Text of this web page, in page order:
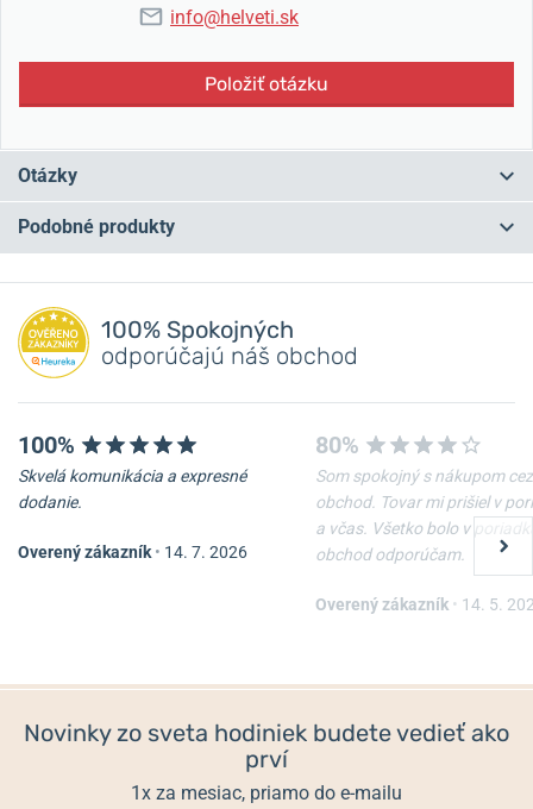
info@helveti.sk
Položiť otázku
Otázky
Máte otázku? Zanechajte nám komentár
Pridať dotaz
Podobné produkty
Náhrdelník Boccia Titanium
150 €
-20%
Náhrdelník Boccia Titanium
179 €
100% Spokojných
odporúčajú náš obchod
100%
Skvelá komunikácia a expresné
dodanie.
Overený zákazník • 14. 7. 2026
80%
Som spokojný s nákupom cez
obchod. Tovar mi prišiel v
a včas. Všetko bolo v
obchod odporúčam.
Overený zákazník • 14. 5.
Novinky zo sveta hodiniek budete vedieť ako
prví
1x za mesiac, priamo do e-mailu